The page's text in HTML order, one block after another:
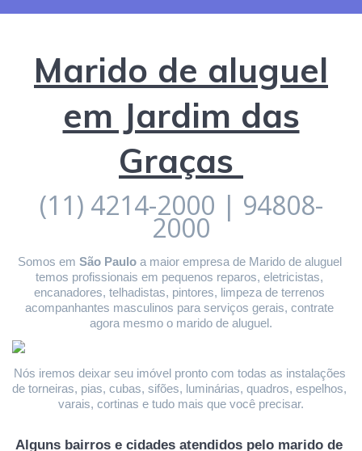
Marido de aluguel
em Jardim das
Graças
(11) 4214-2000 | 94808-
2000
Somos em São Paulo a maior empresa de Marido de aluguel
temos profissionais em pequenos reparos, eletricistas,
encanadores, telhadistas, pintores, limpeza de terrenos
acompanhantes masculinos para serviços gerais, contrate
agora mesmo o marido de aluguel.
Nós iremos deixar seu imóvel pronto com todas as instalações
de torneiras, pias, cubas, sifões, luminárias, quadros, espelhos,
varais, cortinas e tudo mais que você precisar.
Alguns bairros e cidades atendidos pelo marido de